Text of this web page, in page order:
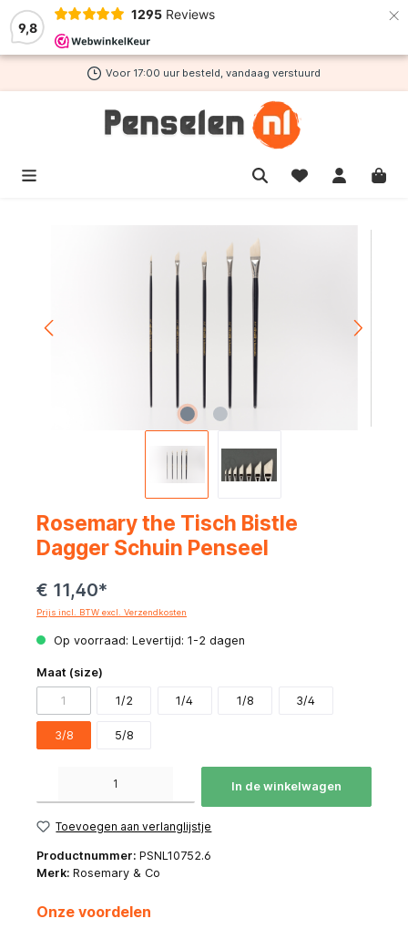
9,8
1295 Reviews ×
hoofdinhoud
Voor 17:00 uur besteld, vandaag verstuurd
Rosemary the Tisch Bistle
Dagger Schuin Penseel
€ 11,40*
Prijs incl. BTW excl. Verzendkosten
Op voorraad: Levertijd: 1-2 dagen
Maat (size)
1 1/2 1/4 1/8 3/4
3/8 5/8
In de winkelwagen
Toevoegen aan verlanglijstje
Productnummer: PSNL10752.6
Merk: Rosemary & Co
Onze voordelen